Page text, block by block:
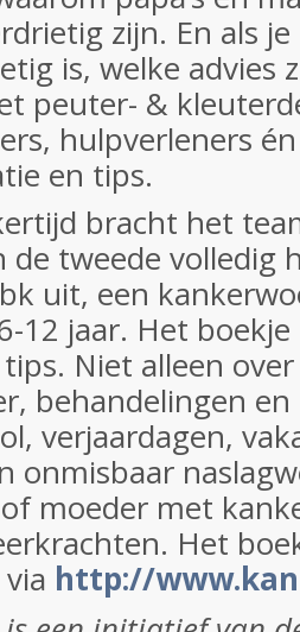
zijn. En als
is, welke advies
peuter- &
hulpverleners
en tips.
bracht het
de tweede volledig
uit, een
12 jaar. Het
Niet alleen
behandelingen
verjaardagen,
onmisbaar
moeder met
Het
http://